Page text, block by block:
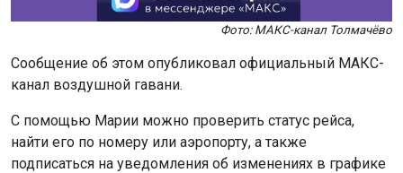
Фото: МАКС-канал Толмачёво
Сообщение об этом опубликовал официальный МАКС-
канал воздушной гавани.
С помощью Марии можно проверить статус рейса,
найти его по номеру или аэропорту, а также
подписаться на уведомления об изменениях в графике